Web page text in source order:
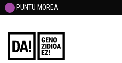
PUNTU MOREA